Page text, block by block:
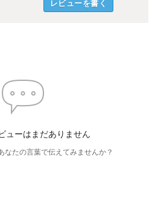
レビューを書く
ューはまだありません
なたの言葉で伝えてみませんか？